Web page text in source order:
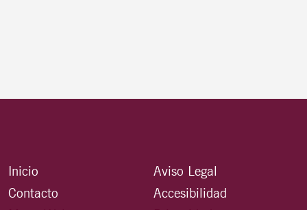
Inicio
Contacto
Aviso Legal
Accesibilidad